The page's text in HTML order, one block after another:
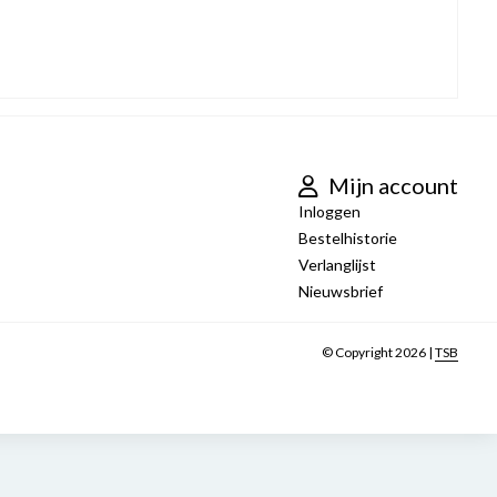
Mijn account
Inloggen
Bestelhistorie
Verlanglijst
Nieuwsbrief
© Copyright 2026 | TSB